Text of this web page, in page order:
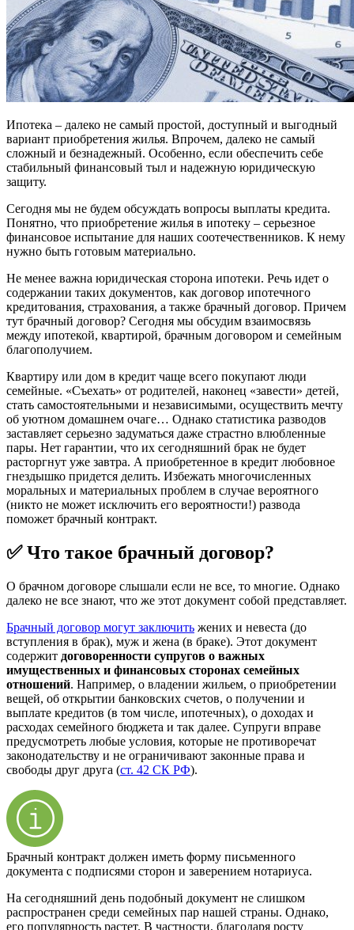
Ипотека – далеко не самый простой, доступный и выгодный
вариант приобретения жилья. Впрочем, далеко не самый
сложный и безнадежный. Особенно, если обеспечить себе
стабильный финансовый тыл и надежную юридическую
защиту.
Сегодня мы не будем обсуждать вопросы выплаты кредита.
Понятно, что приобретение жилья в ипотеку – серьезное
финансовое испытание для наших соотечественников. К нему
нужно быть готовым материально.
Не менее важна юридическая сторона ипотеки. Речь идет о
содержании таких документов, как договор ипотечного
кредитования, страхования, а также брачный договор. Причем
тут брачный договор? Сегодня мы обсудим взаимосвязь
между ипотекой, квартирой, брачным договором и семейным
благополучием.
Квартиру или дом в кредит чаще всего покупают люди
семейные. «Съехать» от родителей, наконец «завести» детей,
стать самостоятельными и независимыми, осуществить мечту
об уютном домашнем очаге… Однако статистика разводов
заставляет серьезно задуматься даже страстно влюбленные
пары. Нет гарантии, что их сегодняшний брак не будет
расторгнут уже завтра. А приобретенное в кредит любовное
гнездышко придется делить. Избежать многочисленных
моральных и материальных проблем в случае вероятного
(никто не может исключить его вероятности!) развода
поможет брачный контракт.
✅ Что такое брачный договор?
О брачном договоре слышали если не все, то многие. Однако
далеко не все знают, что же этот документ собой представляет.
Брачный договор могут заключить жених и невеста (до
вступления в брак), муж и жена (в браке). Этот документ
содержит договоренности супругов о важных
имущественных и финансовых сторонах семейных
отношений. Например, о владении жильем, о приобретении
вещей, об открытии банковских счетов, о получении и
выплате кредитов (в том числе, ипотечных), о доходах и
расходах семейного бюджета и так далее. Супруги вправе
предусмотреть любые условия, которые не противоречат
законодательству и не ограничивают законные права и
свободы друг друга (ст. 42 СК РФ).
Брачный контракт должен иметь форму письменного
документа с подписями сторон и заверением нотариуса.
На сегодняшний день подобный документ не слишком
распространен среди семейных пар нашей страны. Однако,
его популярность растет. В частности, благодаря росту